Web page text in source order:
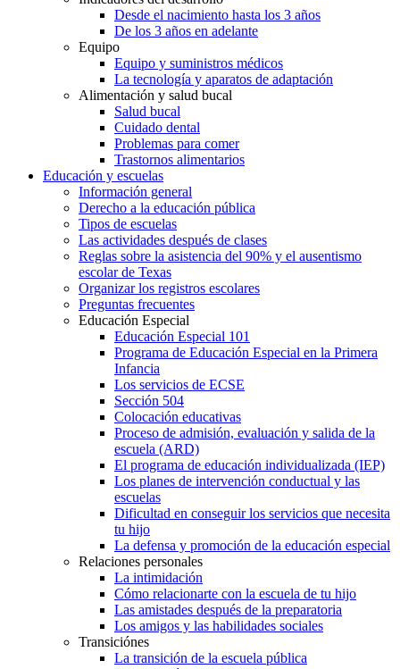
Desde el nacimiento hasta los 3 años
De los 3 años en adelante
Equipo
Equipo y suministros médicos
La tecnología y aparatos de adaptación
Alimentación y salud bucal
Salud bucal
Cuidado dental
Problemas para comer
Trastornos alimentarios
Educación y escuelas
Información general
Derecho a la educación pública
Tipos de escuelas
Las actividades después de clases
Reglas sobre la asistencia del 90% y el ausentismo
escolar de Texas
Organizar los registros escolares
Preguntas frecuentes
Educación Especial
Educación Especial 101
Programa de Educación Especial en la Primera
Infancia
Los servicios de ECSE
Sección 504
Colocación educativas
Proceso de admisión, evaluación y salida de la
escuela (ARD)
El programa de educación individualizada (IEP)
Los planes de intervención conductual y las
escuelas
Dificultad en conseguir los servicios que necesita
tu hijo
La defensa y promoción de la educación especial
Relaciones personales
La intimidación
Cómo relacionarte con la escuela de tu hijo
Las amistades después de la preparatoria
Los amigos y las habilidades sociales
Transiciónes
La transición de la escuela pública